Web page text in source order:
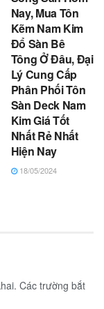
Nay, Mua Tôn
Kẽm Nam Kim
Đổ Sàn Bê
Tông Ở Đâu, Đại
Lý Cung Cấp
Phân Phối Tôn
Sàn Deck Nam
Kim Giá Tốt
Nhất Rẻ Nhất
Hiện Nay
18/05/2024
Các trường bắt